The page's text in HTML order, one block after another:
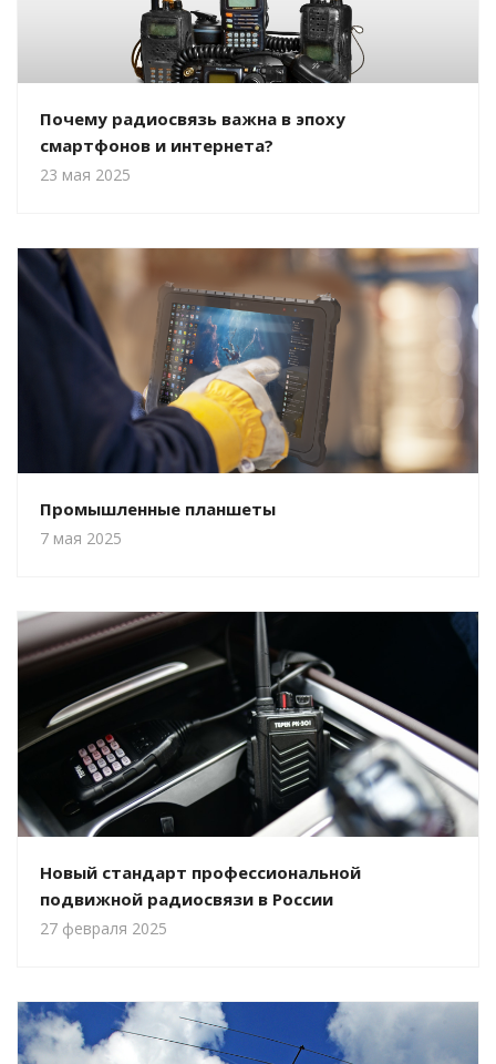
Почему радиосвязь важна в эпоху
смартфонов и интернета?
23 мая 2025
Промышленные планшеты
7 мая 2025
Новый стандарт профессиональной
подвижной радиосвязи в России
27 февраля 2025